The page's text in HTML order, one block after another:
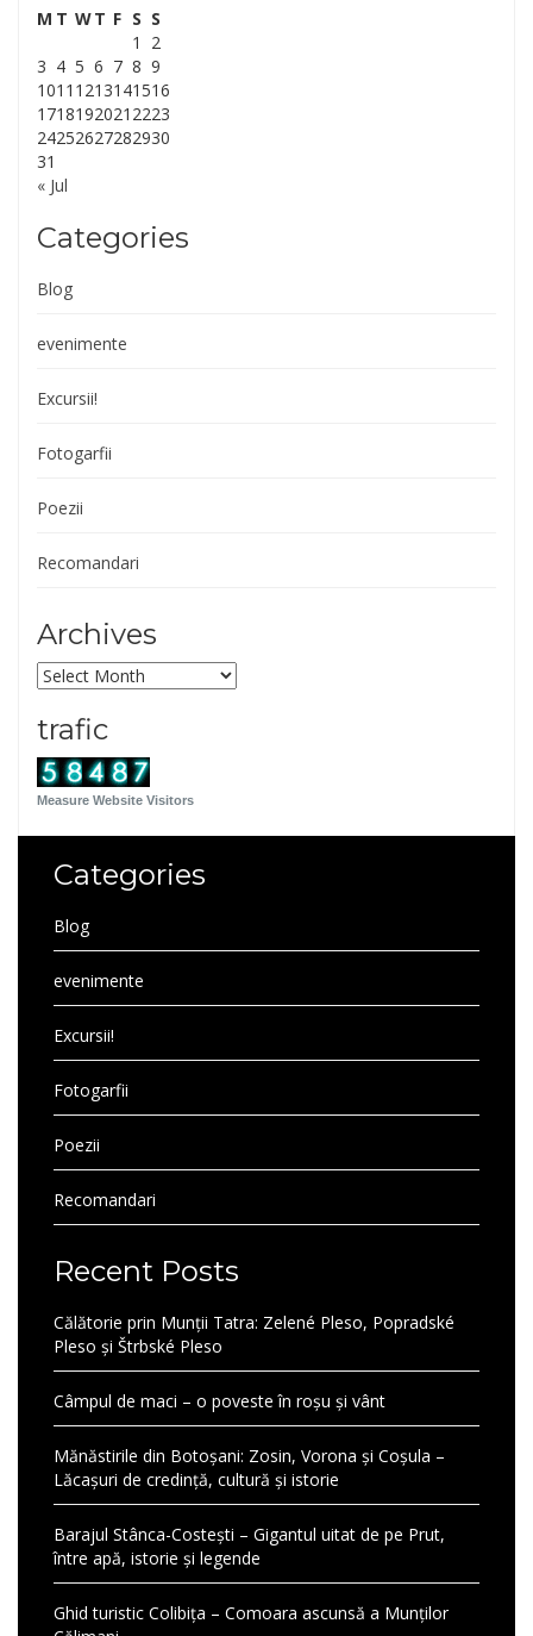
M T WT F S S
« Jul
1
2
3 4 5 6 7 8 9
1011 1213141516
1718192021 2223
24252627282930
31
Categories
Blog
evenimente
Excursii!
Fotogarfii
Poezii
Recomandari
Archives
Archives
trafic
Measure Website Visitors
Categories
Blog
evenimente
Excursii!
Fotogarfii
Poezii
Recomandari
Recent Posts
Călătorie prin Munții Tatra: Zelené Pleso, Popradské
Pleso și Štrbské Pleso
Câmpul de maci – o poveste în roșu și vânt
Mănăstirile din Botoșani: Zosin, Vorona și Coșula –
Lăcașuri de credință, cultură și istorie
Barajul Stânca-Costești – Gigantul uitat de pe Prut,
între apă, istorie și legende
Ghid turistic Colibița – Comoara ascunsă a Munților